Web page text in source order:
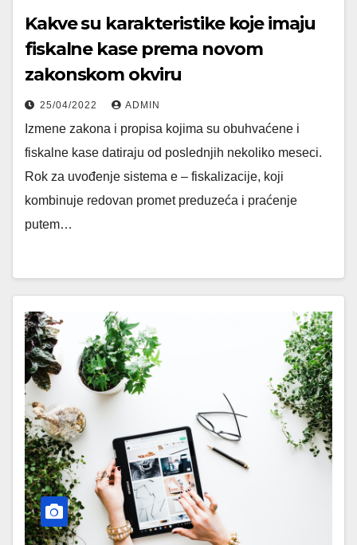
Kakve su karakteristike koje imaju
fiskalne kase prema novom
zakonskom okviru
25/04/2022 ADMIN
Izmene zakona i propisa kojima su obuhvaćene i
fiskalne kase datiraju od poslednjih nekoliko meseci.
Rok za uvođenje sistema e – fiskalizacije, koji
kombinuje redovan promet preduzeća i praćenje
putem…